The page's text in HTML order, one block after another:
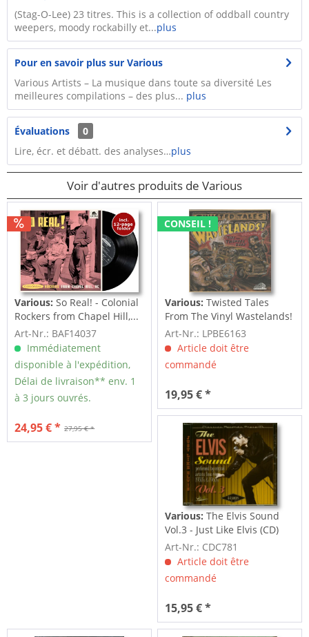
(Stag-O-Lee) 23 titres. This is a collection of oddball country
weepers, moody rockabilly et...plus
Pour en savoir plus sur Various
Various Artists – La musique dans toute sa diversité Les
meilleures compilations – des plus... plus
Évaluations
0
Lire, écr. et débatt. des analyses…plus
Voir d'autres produits de Various
Various: So Real! - Colonial
Rockers from Chapel Hill,...
Art-Nr.: BAF14037
Immédiatement
disponible à l'expédition,
Délai de livraison** env. 1
à 3 jours ouvrés.
27,95 € *
24,95 € *
CONSEIL !
Various: Twisted Tales
From The Vinyl Wastelands!
Vol.5...
Art-Nr.: LPBE6163
Article doit être
commandé
19,95 € *
Various: The Elvis Sound
Vol.3 - Just Like Elvis (CD)
Art-Nr.: CDC781
Article doit être
commandé
15,95 € *